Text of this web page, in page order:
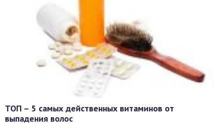
ТОП – 5 самых действенных витаминов от
выпадения волос